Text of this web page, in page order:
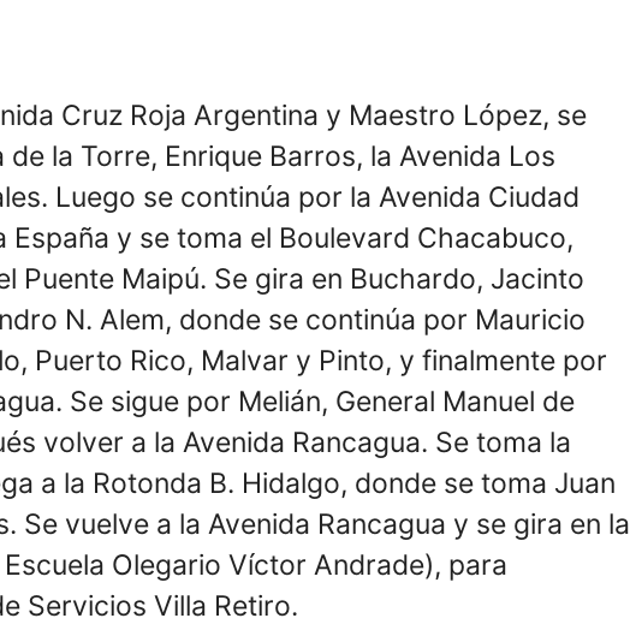
Cruz Roja Argentina y Maestro López, se
la Torre, Enrique Barros, la Avenida Los
Luego se continúa por la Avenida Ciudad
España y se toma el Boulevard Chacabuco,
Puente Maipú. Se gira en Buchardo, Jacinto
N. Alem, donde se continúa por Mauricio
Puerto Rico, Malvar y Pinto, y finalmente por
Se sigue por Melián, General Manuel de
volver a la Avenida Rancagua. Se toma la
a la Rotonda B. Hidalgo, donde se toma Juan
Se vuelve a la Avenida Rancagua y se gira en la
Olegario Víctor Andrade), para
Servicios Villa Retiro.